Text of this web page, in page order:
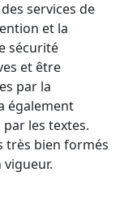
services de
et la
sécurité
et être
par la
également
les textes.
très bien formés